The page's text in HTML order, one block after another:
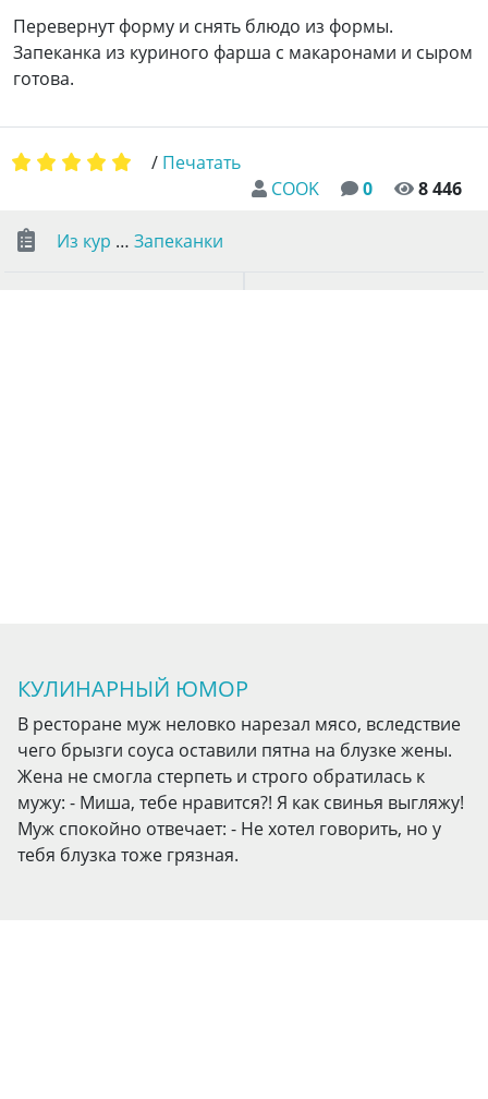
Перевернут форму и снять блюдо из формы.
Запеканка из куриного фарша с макаронами и сыром
готова.
COOK 0 8 446
/ Печатать
Из кур … Запеканки
КУЛИНАРНЫЙ ЮМОР
В ресторане муж неловко нарезал мясо, вследствие
чего брызги соуса оставили пятна на блузке жены.
Жена не смогла стерпеть и строго обратилась к
мужу: - Миша, тебе нравится?! Я как свинья выгляжу!
Муж спокойно отвечает: - Не хотел говорить, но у
тебя блузка тоже грязная.